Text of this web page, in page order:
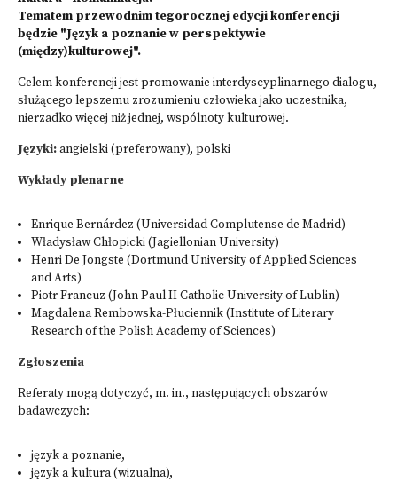
Tematem przewodnim tegorocznej edycji konferencji
będzie "Język a poznanie w perspektywie
(między)kulturowej".
Celem konferencji jest promowanie interdyscyplinarnego dialogu,
służącego lepszemu zrozumieniu człowieka jako uczestnika,
nierzadko więcej niż jednej, wspólnoty kulturowej.
Języki:angielski (preferowany), polski
Wykłady plenarne
Enrique Bernárdez (Universidad Complutense de Madrid)
Władysław Chłopicki (Jagiellonian University)
Henri De Jongste (Dortmund University of Applied Sciences
and Arts)
Piotr Francuz (John Paul II Catholic University of Lublin)
Magdalena Rembowska-Płuciennik (Institute of Literary
Research of the Polish Academy of Sciences)
Zgłoszenia
Referaty mogą dotyczyć, m. in., następujących obszarów
badawczych:
język a poznanie,
język a kultura (wizualna),